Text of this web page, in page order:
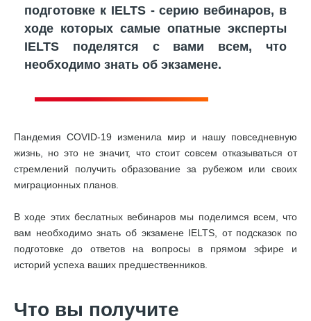
подготовке к IELTS - серию вебинаров, в
ходе которых самые опатные эксперты
IELTS поделятся с вами всем, что
необходимо знать об экзамене.
Пандемия COVID-19 изменила мир и нашу повседневную
жизнь, но это не значит, что стоит совсем отказываться от
стремлений получить образование за рубежом или своих
миграционных планов.
В ходе этих беслатных вебинаров мы поделимся всем, что
вам необходимо знать об экзамене IELTS, от подсказок по
подготовке до ответов на вопросы в прямом эфире и
историй успеха ваших предшественников.
Что вы получите